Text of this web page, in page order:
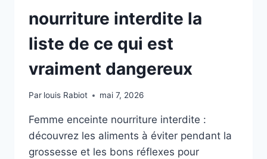
nourriture interdite la
liste de ce qui est
vraiment dangereux
Par louis Rabiot mai 7, 2026
Femme enceinte nourriture interdite :
découvrez les aliments à éviter pendant la
grossesse et les bons réflexes pour